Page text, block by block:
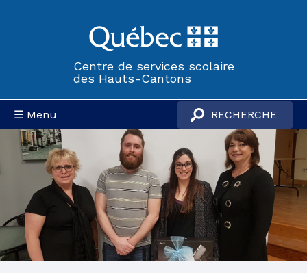
Centre de services scolaire
des Hauts-Cantons
☰ Menu